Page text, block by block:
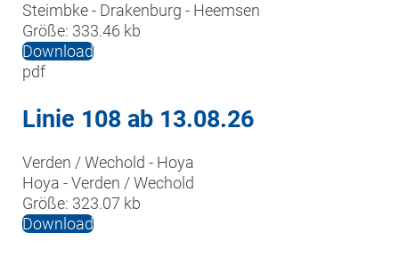
Steimbke - Drakenburg - Heemsen
Größe: 333.46 kb
Download
pdf
Linie 108 ab 13.08.26
Verden / Wechold - Hoya
Hoya - Verden / Wechold
Größe: 323.07 kb
Download